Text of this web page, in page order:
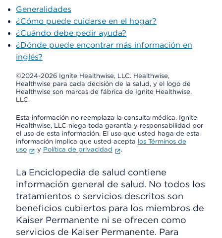
Generalidades
¿Cómo puede cuidarse en el hogar?
¿Cuándo debe pedir ayuda?
¿Dónde puede encontrar más información en
inglés?
©2024-2026 Ignite Healthwise, LLC. Healthwise,
Healthwise para cada decisión de la salud, y el logo de
Healthwise son marcas de fábrica de Ignite Healthwise,
LLC.
Esta información no reemplaza la consulta médica. Ignite
Healthwise, LLC niega toda garantía y responsabilidad por
el uso de esta información. El uso que usted haga de esta
información implica que usted acepta los Términos de
uso
y Política de privacidad .
La Enciclopedia de salud contiene
información general de salud. No todos los
tratamientos o servicios descritos son
beneficios cubiertos para los miembros de
Kaiser Permanente ni se ofrecen como
servicios de Kaiser Permanente. Para